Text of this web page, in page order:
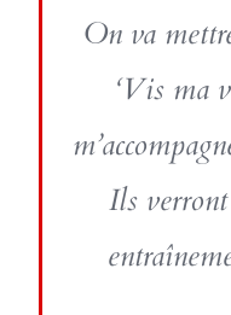
On va
‘Vis ma
Ils